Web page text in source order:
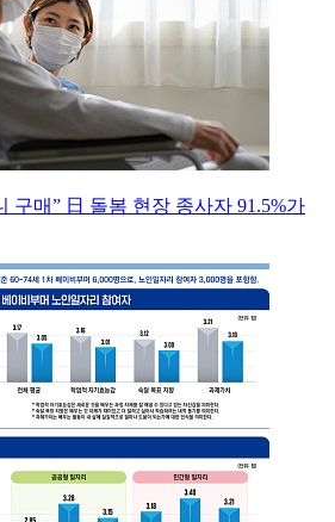
구매” 日 돌봄 현장 종사자 91.5%가